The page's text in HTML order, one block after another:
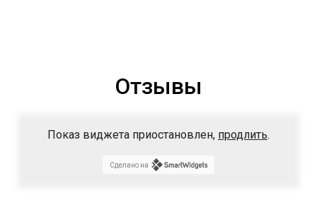
Отзывы
Показ виджета приостановлен, продлить.
Сделано на